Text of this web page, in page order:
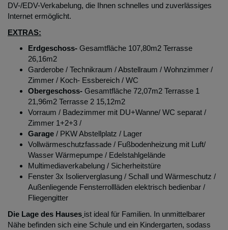
DV-/EDV-Verkabelung, die Ihnen schnelles und zuverlässiges
Internet ermöglicht.
EXTRAS:
Erdgeschoss- Gesamtfläche 107,80m2 Terrasse
26,16m2
Garderobe / Technikraum / Abstellraum / Wohnzimmer /
Zimmer / Koch- Essbereich / WC
Obergeschoss- Gesamtfläche 72,07m2 Terrasse 1
21,96m2 Terrasse 2 15,12m2
Vorraum / Badezimmer mit DU+Wanne/ WC separat /
Zimmer 1+2+3 /
Garage / PKW Abstellplatz / Lager
Vollwärmeschutzfassade / Fußbodenheizung mit Luft/
Wasser Wärmepumpe / Edelstahlgelände
Multimediaverkabelung / Sicherheitstüre
Fenster 3x Isolierverglasung / Schall und Wärmeschutz /
Außenliegende Fensterrollläden elektrisch bedienbar /
Fliegengitter
Die Lage des Hauses ist ideal für Familien. In unmittelbarer
Nähe befinden sich eine Schule und ein Kindergarten, sodass